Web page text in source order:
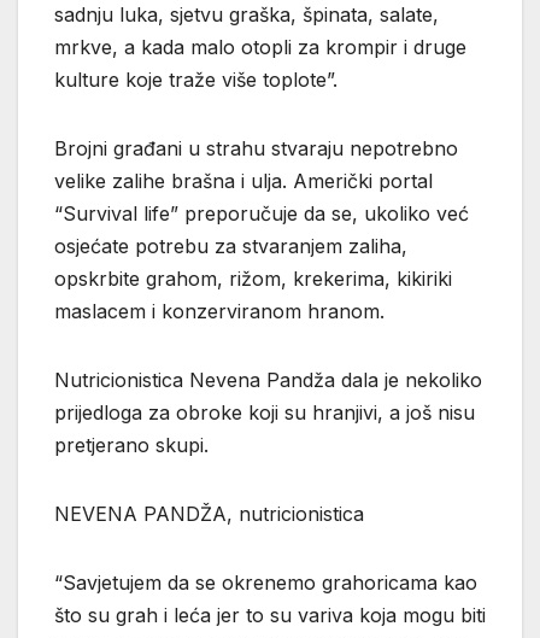
sadnju luka, sjetvu graška, špinata, salate,
mrkve, a kada malo otopli za krompir i druge
kulture koje traže više toplote”.
Brojni građani u strahu stvaraju nepotrebno
velike zalihe brašna i ulja. Američki portal
“Survival life” preporučuje da se, ukoliko već
osjećate potrebu za stvaranjem zaliha,
opskrbite grahom, rižom, krekerima, kikiriki
maslacem i konzerviranom hranom.
Nutricionistica Nevena Pandža dala je nekoliko
prijedloga za obroke koji su hranjivi, a još nisu
pretjerano skupi.
NEVENA PANDŽA, nutricionistica
“Savjetujem da se okrenemo grahoricama kao
što su grah i leća jer to su variva koja mogu biti